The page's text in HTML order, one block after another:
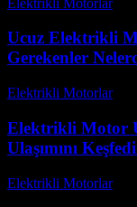
Ucuz Elektrikli
Gerekenler
Elektrikli Motorlar-
Elektrikli Motor
Ulaşımını
Elektrikli Motorlar-